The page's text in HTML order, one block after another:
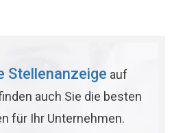
Stellenanzeige auf
auch Sie die besten
für Ihr Unternehmen.